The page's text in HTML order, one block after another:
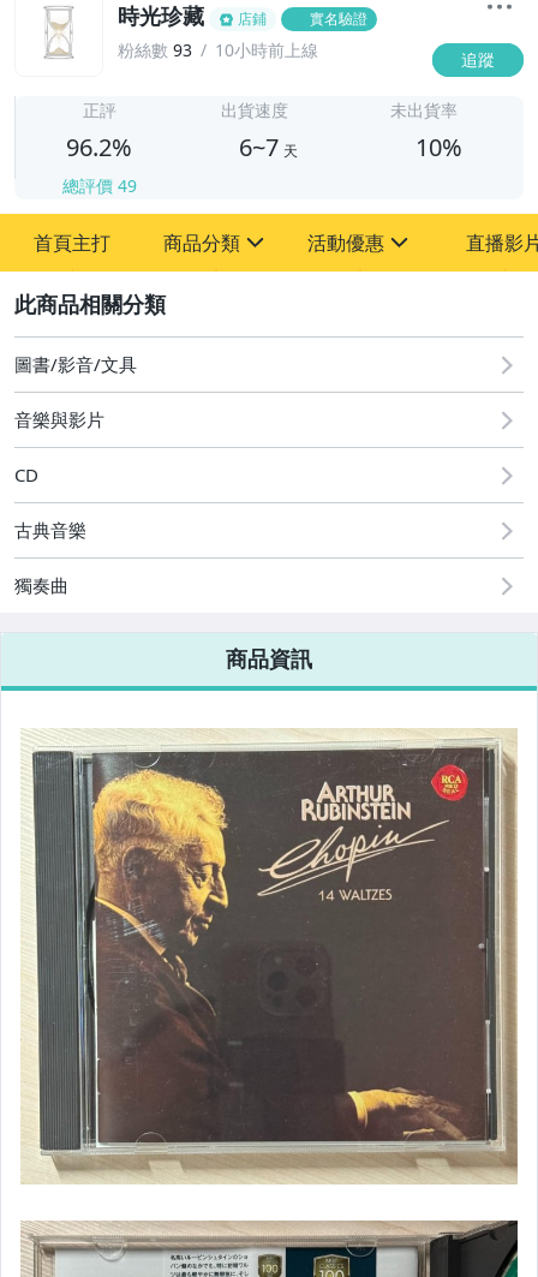
時光珍藏 店鋪 實名驗證
粉絲數 93 10小時前上線 追蹤
正評
96.2%
總評價 49
出貨速度
6~7 天
未出貨率
10%
首頁主打 商品分類
其它
活動優惠
[全店] 粉絲專享
[全店] 週年慶
直播影
圖書/影音/文具
音樂與影片
CD
古典音樂
獨奏曲
商品資訊